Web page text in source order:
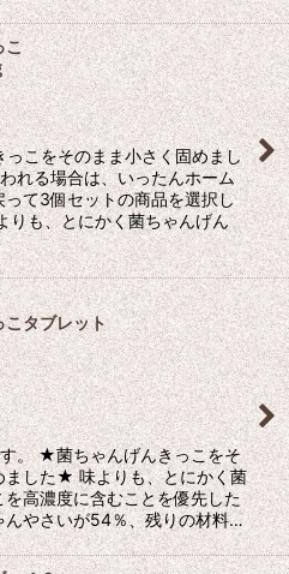
こ
こをそのまま小さく固めまし
れる場合は、いったんホーム
って3個セットの商品を選択し
りも、とにかく菌ちゃんげん
こタブレット
。 ★菌ちゃんげんきっこをそ
ました★ 味よりも、とにかく菌
高濃度に含むことを優先した
んやさいが54％、残りの材料…